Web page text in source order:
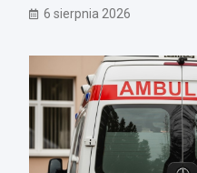
6 sierpnia 2026